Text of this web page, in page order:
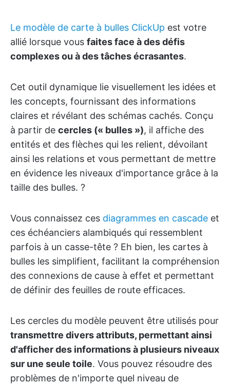
Le modèle de carte à bulles ClickUp est votre
allié lorsque vous faites face à des défis
complexes ou à des tâches écrasantes.
Cet outil dynamique lie visuellement les idées et
les concepts, fournissant des informations
claires et révélant des schémas cachés. Conçu
à partir de cercles (« bulles »), il affiche des
entités et des flèches qui les relient, dévoilant
ainsi les relations et vous permettant de mettre
en évidence les niveaux d'importance grâce à la
taille des bulles. ?
Vous connaissez ces diagrammes en cascade et
ces échéanciers alambiqués qui ressemblent
parfois à un casse-tête ? Eh bien, les cartes à
bulles les simplifient, facilitant la compréhension
des connexions de cause à effet et permettant
de définir des feuilles de route efficaces.
Les cercles du modèle peuvent être utilisés pour
transmettre divers attributs, permettant ainsi
d'afficher des informations à plusieurs niveaux
sur une seule toile. Vous pouvez résoudre des
problèmes de n'importe quel niveau de